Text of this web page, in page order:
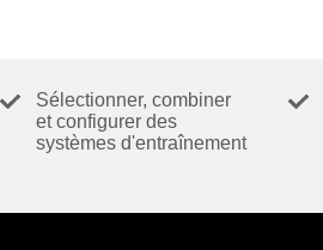
Sélectionner, combiner
et configurer des
systèmes d'entraînement